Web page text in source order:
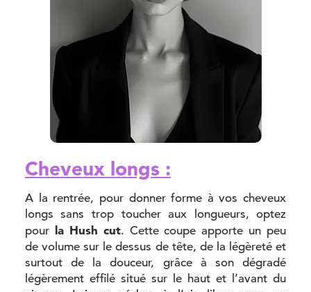
Cheveux longs :
A la rentrée, pour donner forme à vos cheveux
longs sans trop toucher aux longueurs, optez
pour la Hush cut. Cette coupe apporte un peu
de volume sur le dessus de tête, de la légèreté et
surtout de la douceur, grâce à son dégradé
légèrement effilé situé sur le haut et l’avant du